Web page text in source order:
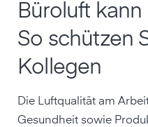
Büroluft
So schützen
Kollegen
Die Luftqualität am
Gesundheit sowie